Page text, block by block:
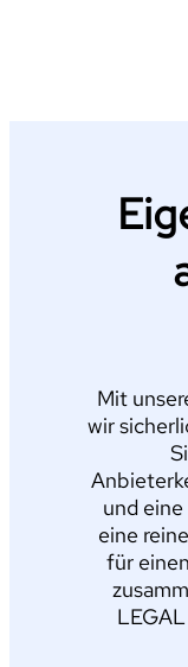
Mit
wir
und
eine
für